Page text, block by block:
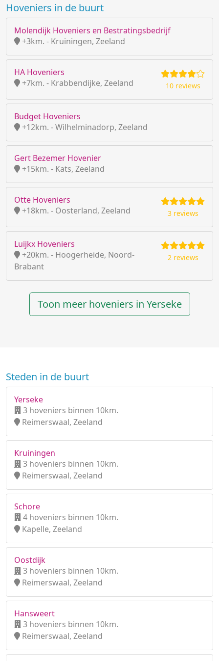
Hoveniers in de buurt
Molendijk Hoveniers en Bestratingsbedrijf
+3km. - Kruiningen, Zeeland
HA Hoveniers
+7km. - Krabbendijke, Zeeland
10 reviews
Budget Hoveniers
+12km. - Wilhelminadorp, Zeeland
Gert Bezemer Hovenier
+15km. - Kats, Zeeland
Otte Hoveniers
+18km. - Oosterland, Zeeland
3 reviews
Luijkx Hoveniers
+20km. - Hoogerheide, Noord-
Brabant
2 reviews
Toon meer hoveniers in Yerseke
Steden in de buurt
Yerseke
3 hoveniers binnen 10km.
Reimerswaal, Zeeland
Kruiningen
3 hoveniers binnen 10km.
Reimerswaal, Zeeland
Schore
4 hoveniers binnen 10km.
Kapelle, Zeeland
Oostdijk
3 hoveniers binnen 10km.
Reimerswaal, Zeeland
Hansweert
3 hoveniers binnen 10km.
Reimerswaal, Zeeland